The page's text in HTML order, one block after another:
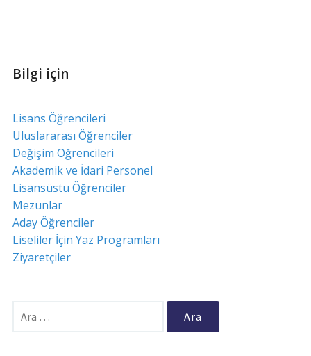
Bilgi için
Lisans Öğrencileri
Uluslararası Öğrenciler
Değişim Öğrencileri
Akademik ve İdari Personel
Lisansüstü Öğrenciler
Mezunlar
Aday Öğrenciler
Liseliler İçin Yaz Programları
Ziyaretçiler